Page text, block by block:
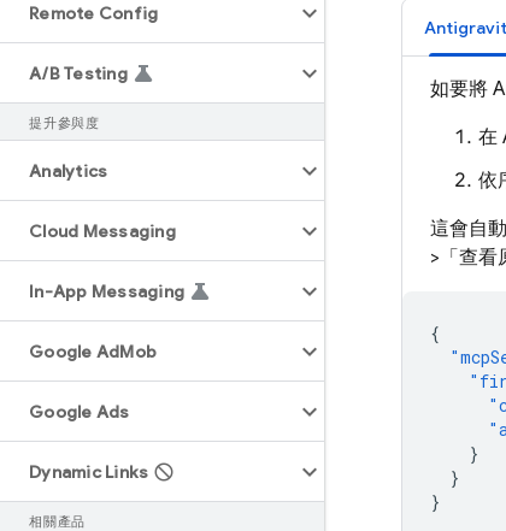
Remote Config
A/B Testing
提升參與度
Analytics
Cloud Messaging
In-App Messaging
Google AdMob
Google Ads
Dynamic Links
相關產品
如要將
在
依
這會自
>「查看
{
}
}
}